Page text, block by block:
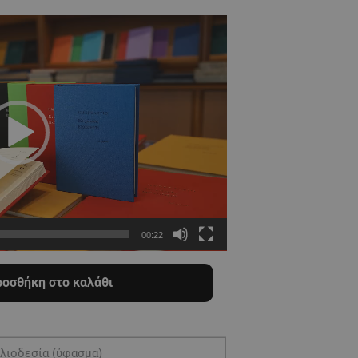
00:22
στο καλάθι
(ύφασμα)